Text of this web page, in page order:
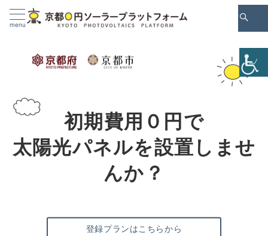
Skip
tomenu
初期費用０円で
太陽光パネルを設置しませ
んか？
登録プランはこちらから